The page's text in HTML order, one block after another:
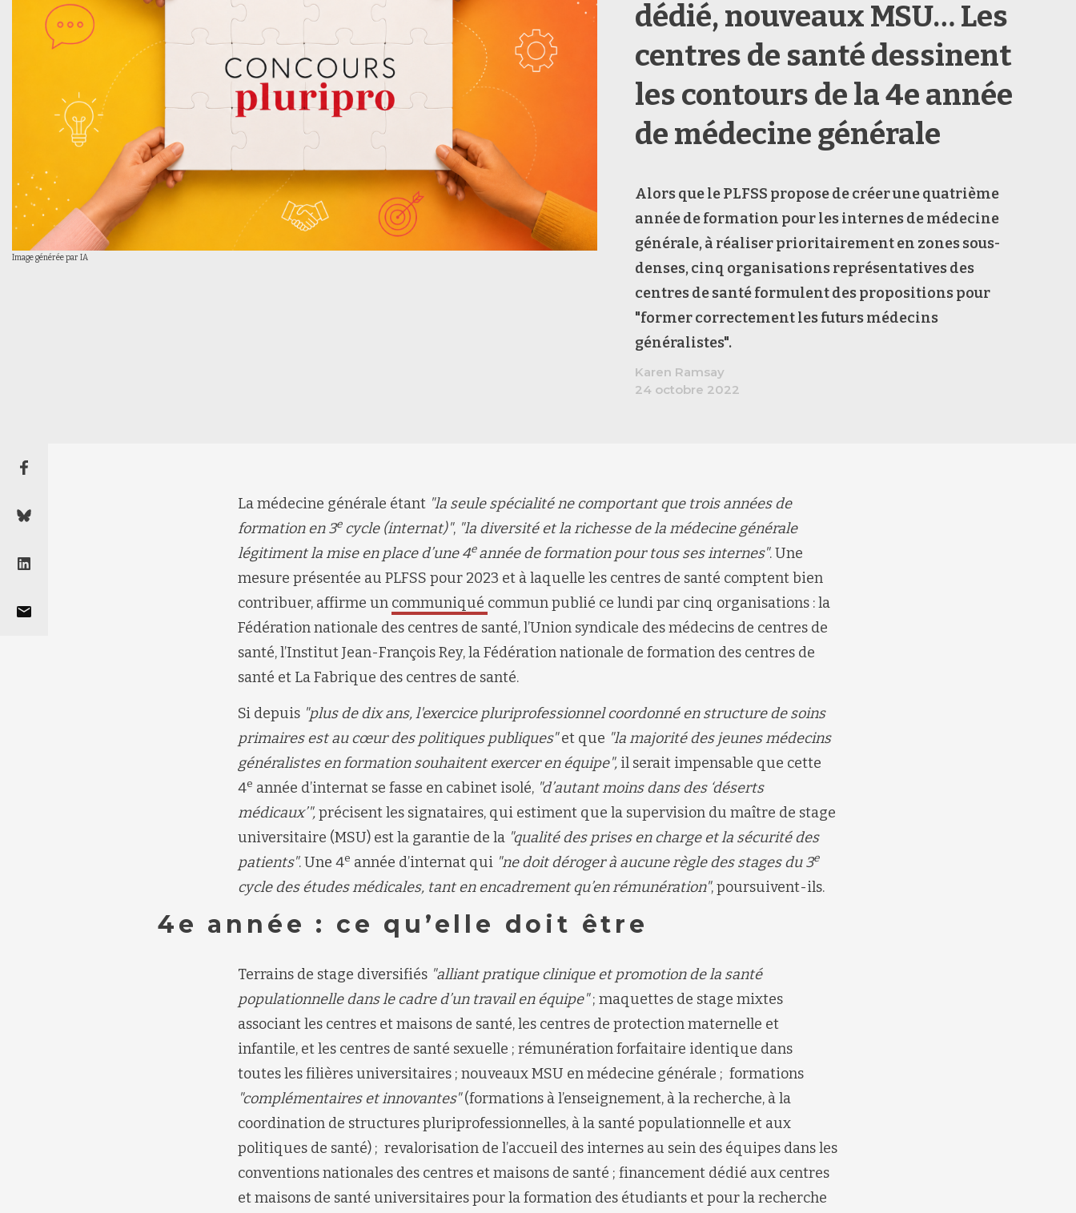
Image générée par IA
dédié, nouveaux MSU… Les
centres de santé dessinent
les contours de la 4e année
de médecine générale
Alors que le PLFSS propose de créer une quatrième
année de formation pour les internes de médecine
générale, à réaliser prioritairement en zones sous-
denses, cinq organisations représentatives des
centres de santé formulent des propositions pour
"former correctement les futurs médecins
généralistes".
Karen Ramsay
24 octobre 2022
La médecine générale étant "la seule spécialité ne comportant que trois années de
formation en 3ecycle (internat)", "la diversité et la richesse de la médecine générale
légitiment la mise en place d’une 4eannée de formation pour tous ses internes". Une
mesure présentée au PLFSS pour 2023 et à laquelle les centres de santé comptent bien
contribuer, affirme un communiqué commun publié ce lundi par cinq organisations : la
Fédération nationale des centres de santé, l’Union syndicale des médecins de centres de
santé, l’Institut Jean-François Rey, la Fédération nationale de formation des centres de
santé et La Fabrique des centres de santé.
Si depuis "plus de dix ans, l'exercice pluriprofessionnel coordonné en structure de soins
primairesest au cœur des politiques publiques"et que "lamajorité des jeunes médecins
généralistes en formation souhaitentexercer en équipe", il serait impensable que cette
4e année d’internat se fasse en cabinet isolé, "d’autant moins dans des ‘déserts
médicaux’",précisent les signataires, qui estiment que la supervision du maître de stage
universitaire (MSU) est la garantie de la "qualité des prises en charge et la sécurité des
patients". Une 4e année d’internat qui "ne doit déroger à aucune règle des stages du 3e
cycle des études médicales, tant en encadrement qu’en rémunération", poursuivent-ils.
4e année : ce qu’elle doit être
Terrains de stage diversifiés "alliant pratique clinique et promotion de la santé
populationnelle dans le cadre d’un travail en équipe"; maquettes de stage mixtes
associant les centres et maisons de santé, les centres de protection maternelle et
infantile, et les centres de santé sexuelle ; rémunération forfaitaire identique dans
toutes les filières universitaires ; nouveaux MSU en médecine générale ; formations
"complémentaires et innovantes"(formations à l’enseignement, à la recherche, à la
coordination de structures pluriprofessionnelles, à la santé populationnelle et aux
politiques de santé) ; revalorisation de l’accueil des internes au sein des équipes dans les
conventions nationales des centres et maisons de santé ; financement dédié aux centres
et maisons de santé universitaires pour la formation des étudiants et pour la recherche